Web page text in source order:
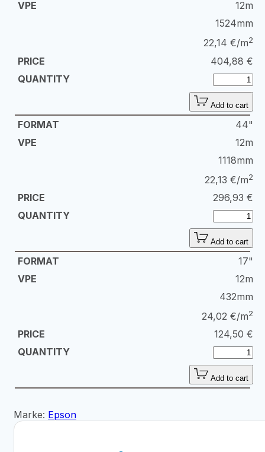
12m
1524mm
22,14 €/m2
404,88 €
Add to cart
44"
12m
1118mm
22,13 €/m2
296,93 €
Add to cart
17"
12m
432mm
24,02 €/m2
124,50 €
Add to cart
Marke: Epson